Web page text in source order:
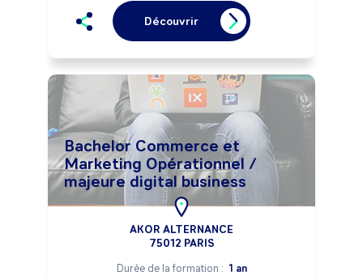
Découvrir
Bachelor Commerce et
Marketing Opérationnel /
majeure digital business
AKOR ALTERNANCE
75012 PARIS
Durée de la formation : 1 an